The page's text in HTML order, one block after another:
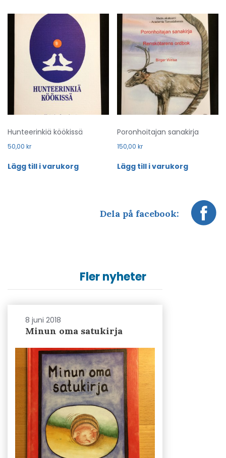
Hunteerinkiä köökissä
50,00 kr
Lägg till i varukorg
Poronhoitajan sanakirja
150,00kr
Lägg till i varukorg
Dela på facebook:
Fler nyheter
8 juni 2018
Minun oma satukirja